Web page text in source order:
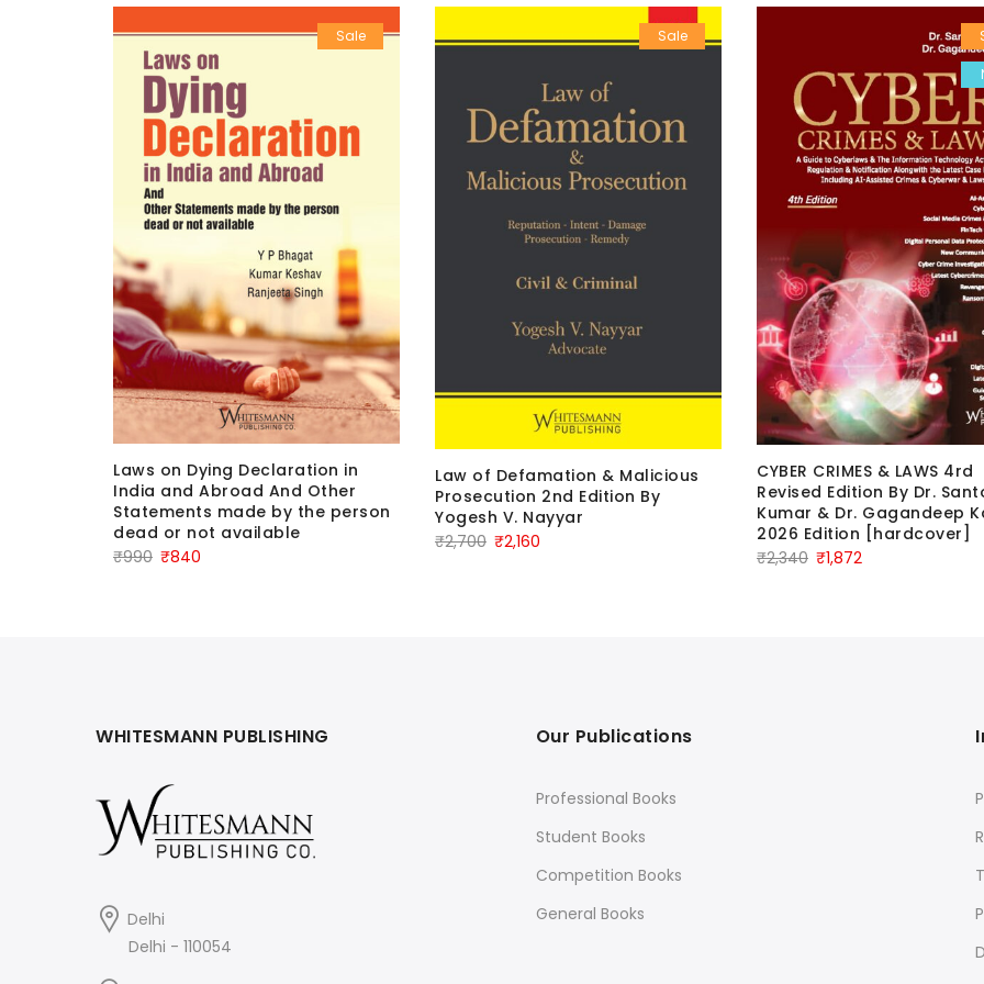
Sale
Laws on Dying Declaration in
India and Abroad And Other
Statements made by the person
dead or not available
₹990 Original
₹840
Sale
Law of Defamation & Malicious
Prosecution 2nd Edition By
Yogesh V. Nayyar
₹2,700 Original
₹2,160
CYBER CRIMES & LAWS 4rd
Revised Edition By Dr.
Kumar & Dr. Gagandeep
2026 Edition [hardcover]
₹2,340 Original
₹1,872Current
WHITESMANN PUBLISHING
Delhi
Delhi - 110054
Our Publications
Professional Books
Student Books
Competition Books
General Books